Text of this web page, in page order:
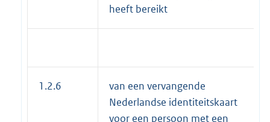
heeft bereikt
1.2.6
van een vervangende
Nederlandse identiteitskaart
voor een persoon met een